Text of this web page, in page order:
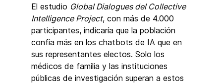
El estudio Global Dialogues del Collective
Intelligence Project, con más de 4.000
participantes, indicaría que la población
confía más en los chatbots de IA que en
sus representantes electos. Solo los
médicos de familia y las instituciones
públicas de investigación superan a estos